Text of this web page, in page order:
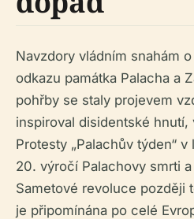
Navzdory vládním snahám
odkazu památka Palacha a
pohřby se staly projevem
inspiroval disidentské hnutí,
Protesty „Palachův týden“
20. výročí Palachovy smrti
Sametové revoluce později
je připomínána po celé